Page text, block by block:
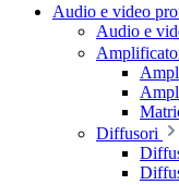
Audio e video
Audio e
Diffusori